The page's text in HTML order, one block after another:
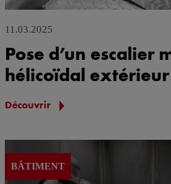
11.03.2025
Pose d’un escalier
hélicoïdal extérieur
Découvrir
BÂTIMENT